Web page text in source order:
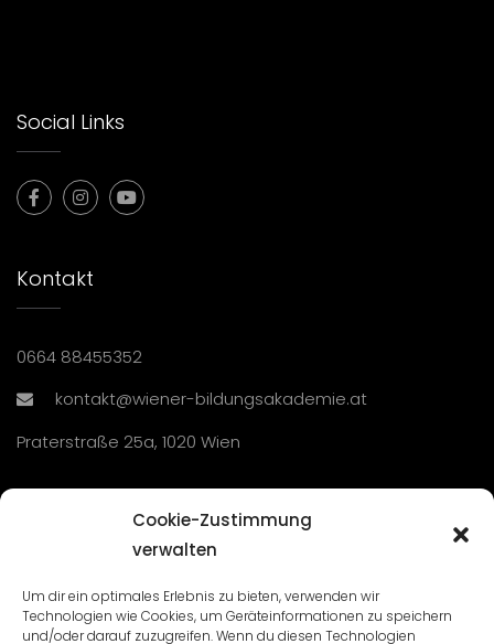
Cookie-Zustimmung
verwalten
Um dir ein optimales Erlebnis zu bieten, verwenden wir
Technologien wie Cookies, um Geräteinformationen zu speichern
und/oder darauf zuzugreifen. Wenn du diesen Technologien
Social Links
Kontakt
0664 88455352
kontakt@wiener-bildungsakademie.at
Praterstraße 25a, 1020 Wien
Seminare und Veranstaltungen
Lehrgänge